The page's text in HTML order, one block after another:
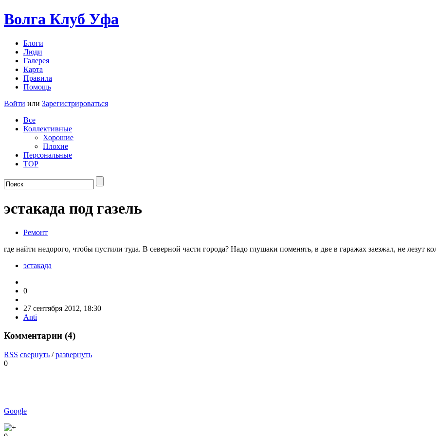
Волга Клуб Уфа
Блоги
Люди
Галерея
Карта
Правила
Помощь
Войти или Зарегистрироваться
Все
Коллективные
Хорошие
Плохие
Персональные
TOP
эстакада под газель
Ремонт
где найти недорого, чтобы пустили туда. В северной части города? Надо глушаки поменять, в две в гаражах заезжал, не лезут
эстакада
0
27 сентября 2012, 18:30
Anti
Комментарии (4)
RSS свернуть /развернуть
0
Google